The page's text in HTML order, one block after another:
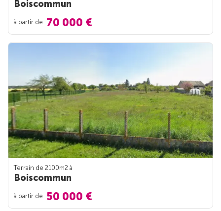
Boiscommun
à partir de 70 000 €
Terrain de 2100m2 à
Boiscommun
à partir de 50 000 €